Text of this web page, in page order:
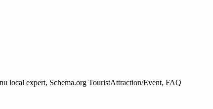
local expert, Schema.org TouristAttraction/Event, FAQ